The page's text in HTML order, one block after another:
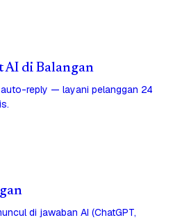
AI di Balangan
reply — layani pelanggan 24
di jawaban AI (ChatGPT,